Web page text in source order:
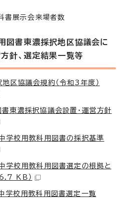
展示会来場者数
図書東濃採択地区協議会に
方針、選定結果一覧等
区協議会規約（令和3年度）
東濃採択協議会設置・運営方針
学校用教科用図書の採択基準
学校用教科用図書選定の根拠と
KB）
学校用教科用図書選定一覧